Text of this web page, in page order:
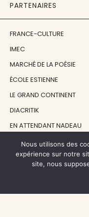
PARTENAIRES
FRANCE-CULTURE
IMEC
MARCHÉ DE LA POÉSIE
ÉCOLE ESTIENNE
LE GRAND CONTINENT
DIACRITIK
EN ATTENDANT NADEAU
NOS SOUTIENS
Nous utilisons des
expérience sur notre
site, nous